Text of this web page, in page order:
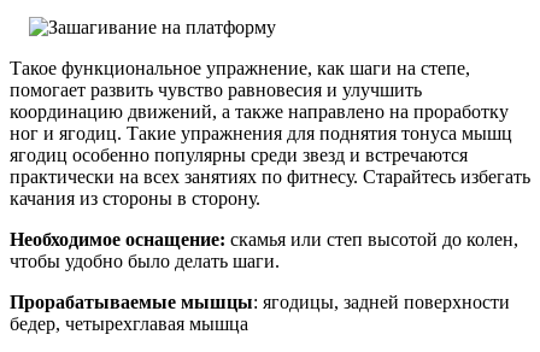
Такое функциональное упражнение, как шаги на степе,
помогает развить чувство равновесия и улучшить
координацию движений, а также направлено на проработку
ног и ягодиц. Такие упражнения для поднятия тонуса мышц
ягодиц особенно популярны среди звезд и встречаются
практически на всех занятиях по фитнесу. Старайтесь избегать
качания из стороны в сторону.
Необходимое оснащение: скамья или степ высотой до колен,
чтобы удобно было делать шаги.
Прорабатываемые мышцы: ягодицы, задней поверхности
бедер, четырехглавая мышца